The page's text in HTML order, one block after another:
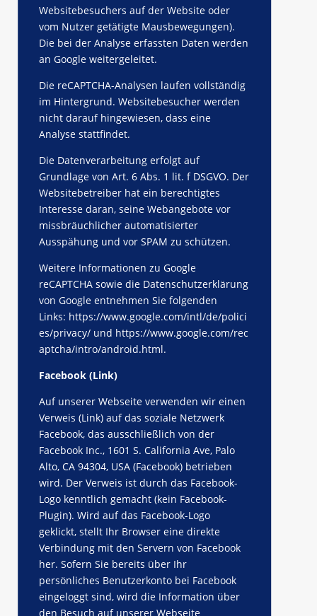
Websitebesuchers auf der Website oder
vom Nutzer getätigte Mausbewegungen).
Die bei der Analyse erfassten Daten werden
an Google weitergeleitet.
Die reCAPTCHA-Analysen laufen vollständig
im Hintergrund. Websitebesucher werden
nicht darauf hingewiesen, dass eine
Analyse stattfindet.
Die Datenverarbeitung erfolgt auf
Grundlage von Art. 6 Abs. 1 lit. f DSGVO. Der
Websitebetreiber hat ein berechtigtes
Interesse daran, seine Webangebote vor
missbräuchlicher automatisierter
Ausspähung und vor SPAM zu schützen.
Weitere Informationen zu Google
reCAPTCHA sowie die Datenschutzerklärung
von Google entnehmen Sie folgenden
Links: https://www.google.com/intl/de/polici
es/privacy/ und https://www.google.com/rec
aptcha/intro/android.html.
Facebook (Link)
Auf unserer Webseite verwenden wir einen
Verweis (Link) auf das soziale Netzwerk
Facebook, das ausschließlich von der
Facebook Inc., 1601 S. California Ave, Palo
Alto, CA 94304, USA (Facebook) betrieben
wird. Der Verweis ist durch das Facebook-
Logo kenntlich gemacht (kein Facebook-
Plugin). Wird auf das Facebook-Logo
geklickt, stellt Ihr Browser eine direkte
Verbindung mit den Servern von Facebook
her. Sofern Sie bereits über Ihr
persönliches Benutzerkonto bei Facebook
eingeloggt sind, wird die Information über
den Besuch auf unserer Webseite